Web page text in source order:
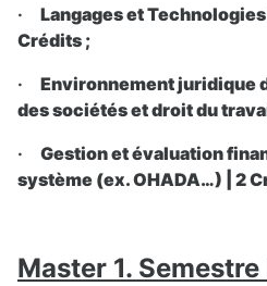
· Langages et
Crédits ;
· Environnement juridique
des sociétés et droit du
· Gestion et évaluation
système (ex. OHADA…) | 2
Master 1.